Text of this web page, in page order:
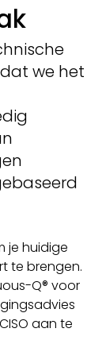
we het
je huidige
te brengen.
Q® voor
aan te